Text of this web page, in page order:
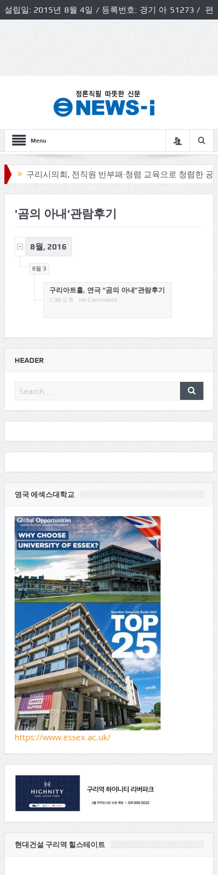
설립일: 2015년 8월 4일 / 등록번호: 경기 아 51273 / 편
집인 및 발행인: 허득천 / 개인정보책임자 및 청소년보호호
책임자: 최상규
Menu
구리시의회, 전직원 반부패·청렴 교육으로 청렴한 공직문
'곰의 아내'관람후기
8월, 2016
8월 3
구리아트홀, 연극 “곰의 아내”관람후기
1:38 오후 No Comments
HEADER
영국 에섹스대학교
https://www.essex.ac.uk/
현대건설 구리역 힐스테이트